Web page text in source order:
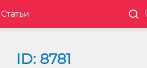
Статьи
ID: 8781